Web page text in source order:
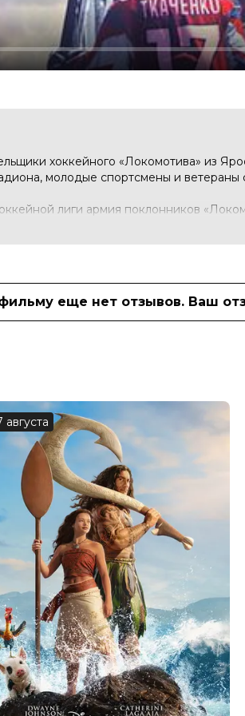
хоккейного «Локомотива» из
молодые спортсмены и
лиги армия поклонников
(62 голоса)
Янина Третьякова,
Алеников
Владимир Никифоров
еще нет отзывов. Ваш
августа